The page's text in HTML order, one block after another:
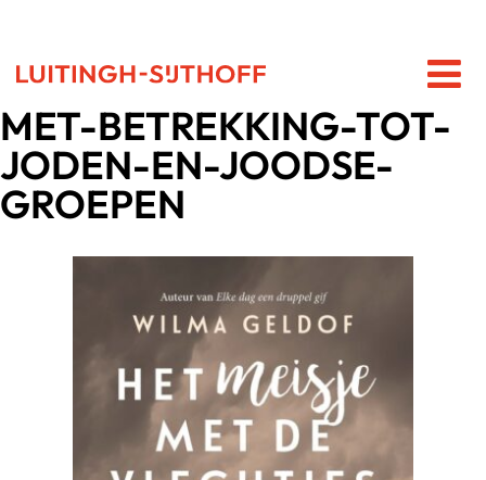
MET-BETREKKING-TOT-
JODEN-EN-JOODSE-
GROEPEN